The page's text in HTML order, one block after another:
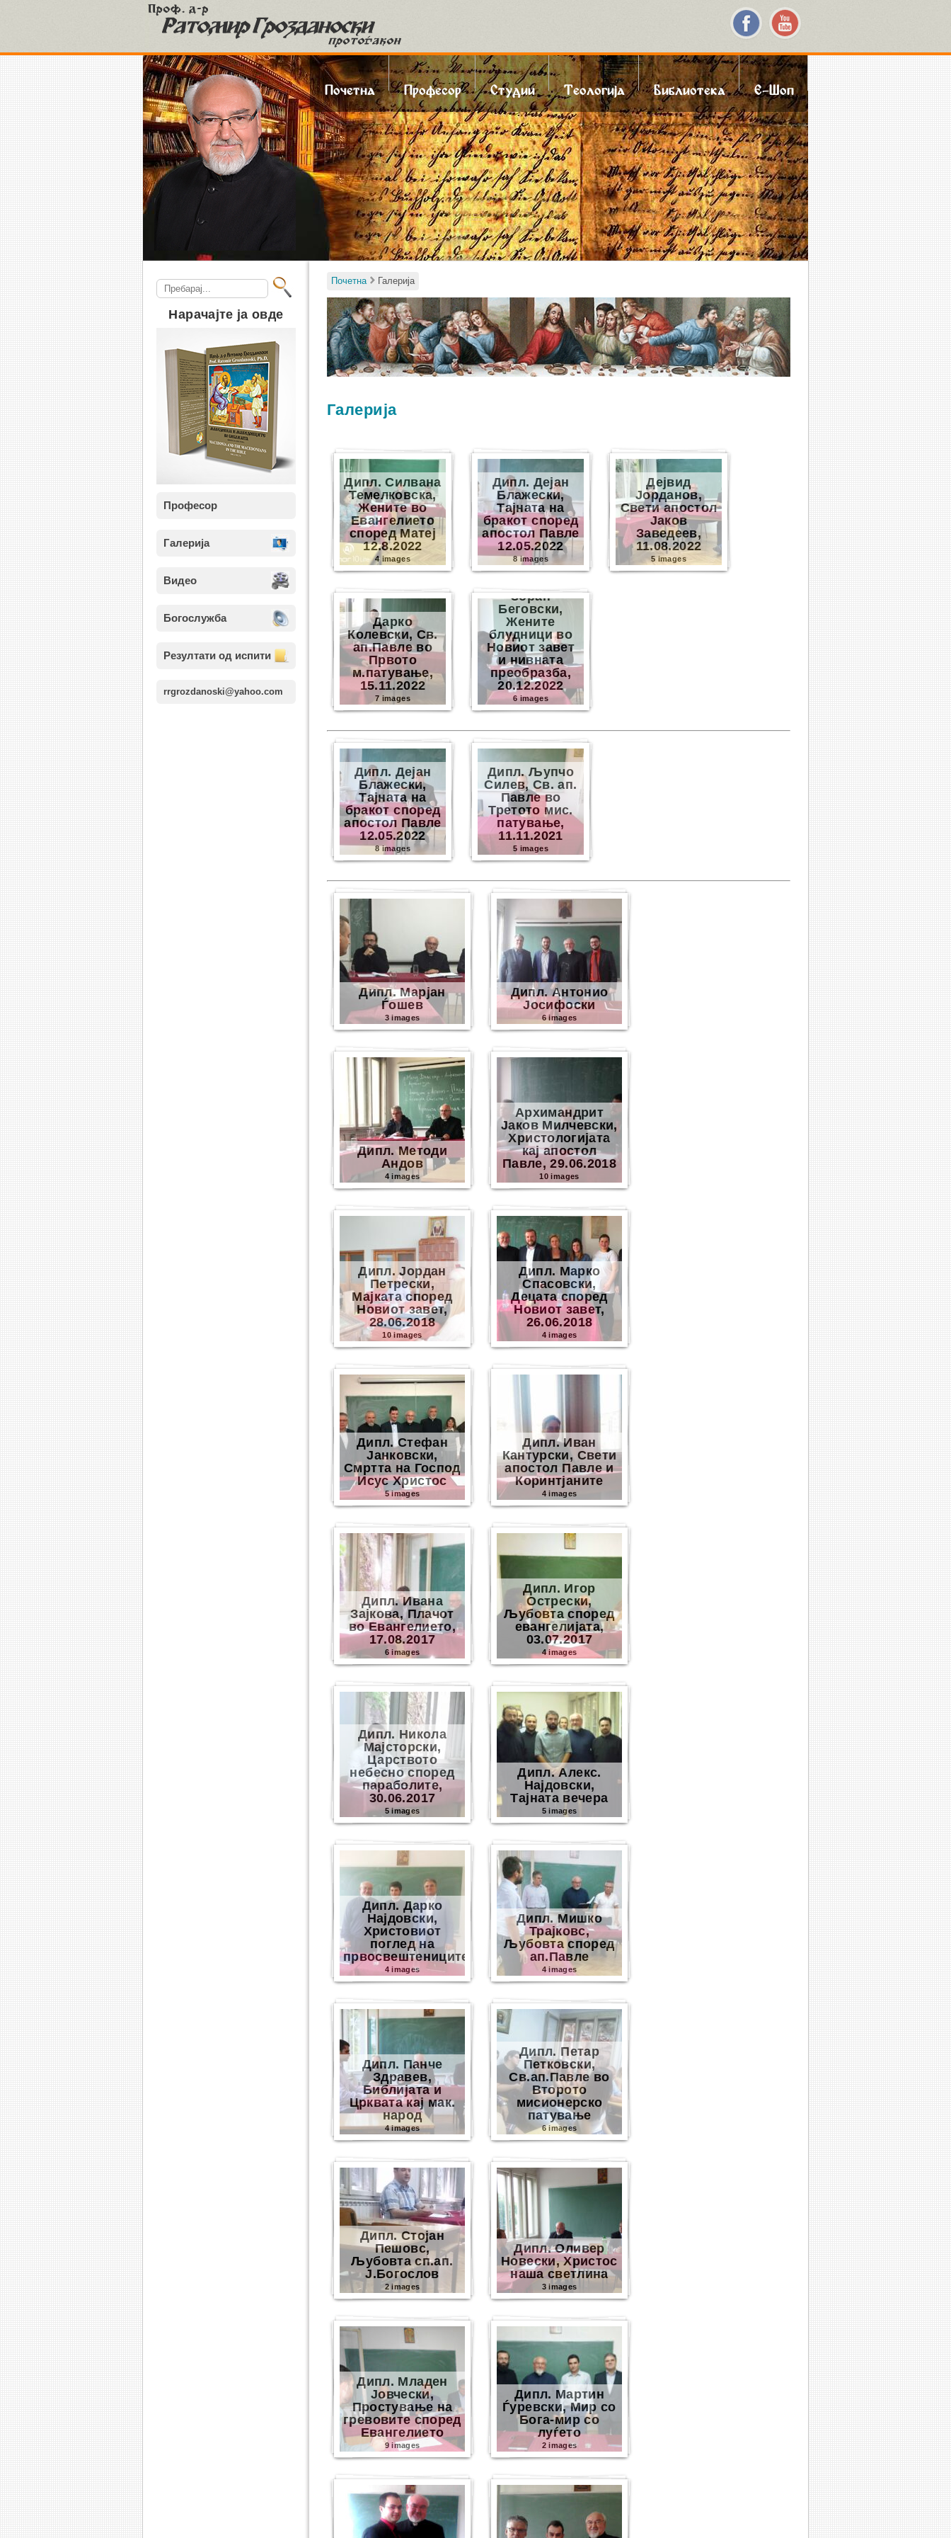
Menu
Skip to content
Почетна Професор Студии Теологија Библиотека Е-Шоп
Search
for:
Нарачајте ја овде
Професор
Галерија
Видео
Богослужба
Резултати од испити
rrgrozdanoski@yahoo.com
Почетна Галерија
Галерија
Дипл. Силвана
Темелковска,
Жените во
Евангелието
според Матеј
12.8.2022
4 images
Дипл. Дејан
Блажески,
Тајната на
бракот според
апостол Павле
12.05.2022
8 images
Дејвид
Јорданов,
Свети апостол
Јаков
Заведеев,
11.08.2022
5 images
Дарко
Колевски, Св.
ап.Павле во
Првото
м.патување,
15.11.2022
7 images
Зоран
Беговски,
Жените
блудници во
Новиот завет
и нивната
преобразба,
20.12.2022
6 images
Дипл. Дејан
Блажески,
Тајната на
бракот според
апостол Павле
12.05.2022
8 images
Дипл. Љупчо
Силев, Св. ап.
Павле во
Третото мис.
патување,
11.11.2021
5 images
Дипл. Марјан
Ѓошев
3 images
Дипл. Антонио
Јосифоски
6 images
Дипл. Методи
Андов
4 images
Архимандрит
Јаков Милчевски,
Христологијата
кај апостол
Павле, 29.06.2018
10 images
Дипл. Јордан
Петрески,
Мајката според
Новиот завет,
28.06.2018
10 images
Дипл. Марко
Спасовски,
Децата според
Новиот завет,
26.06.2018
4 images
Дипл. Стефан
Јанковски,
Смртта на Господ
Исус Христос
5 images
Дипл. Иван
Кантурски, Свети
апостол Павле и
Коринтјаните
4 images
Дипл. Ивана
Зајкова, Плачот
во Евангелието,
17.08.2017
6 images
Дипл. Игор
Острески,
Љубовта според
евангелијата,
03.07.2017
4 images
Дипл. Никола
Мајсторски,
Царството
небесно според
параболите,
30.06.2017
5 images
Дипл. Алекс.
Најдовски,
Тајната вечера
5 images
Дипл. Дарко
Најдовски,
Христовиот
поглед на
првосвештениците
4 images
Дипл. Мишко
Трајковс,
Љубовта според
ап.Павле
4 images
Дипл. Панче
Здравев,
Библијата и
Црквата кај мак.
народ
4 images
Дипл. Петар
Петковски,
Св.ап.Павле во
Второто
мисионерско
патување
6 images
Дипл. Стојан
Пешовс,
Љубовта сп.ап.
Ј.Богослов
2 images
Дипл. Оливер
Новески, Христос
наша светлина
3 images
Дипл. Младен
Јовчески,
Простување на
гревовите според
Eвангелието
9 images
Дипл. Мартин
Ѓуревски, Мир со
Бога-мир со
луѓето
2 images